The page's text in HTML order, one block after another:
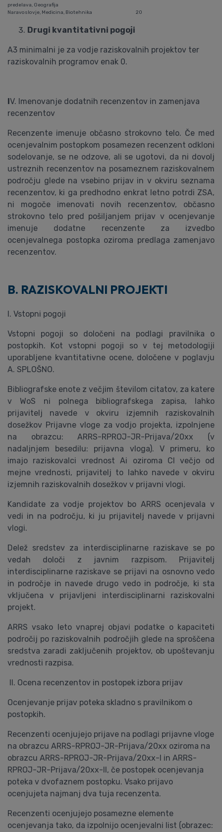
predelava, Geografija
Naravoslovje, Medicina, Biotehnika
20
Drugi kvantitativni pogoji
A3 minimalni je za vodje raziskovalnih projektov ter
raziskovalnih programov enak 0.
IV. Imenovanje dodatnih recenzentov in zamenjava
recenzentov
Recenzente imenuje občasno strokovno telo. Če med
ocenjevalnim postopkom posamezen recenzent odkloni
sodelovanje, se ne odzove, ali se ugotovi, da ni dovolj
ustreznih recenzentov na posameznem raziskovalnem
področju glede na vsebino prijav in v okviru seznama
recenzentov, ki ga predhodno enkrat letno potrdi ZSA,
ni mogoče imenovati novih recenzentov, občasno
strokovno telo pred pošiljanjem prijav v ocenjevanje
imenuje dodatne recenzente za izvedbo
ocenjevalnega postopka oziroma predlaga zamenjavo
recenzentov.
B. RAZISKOVALNI PROJEKTI
I. Vstopni pogoji
Vstopni pogoji so določeni na podlagi pravilnika o
postopkih. Kot vstopni pogoji so v tej metodologiji
uporabljene kvantitativne ocene, določene v poglavju
A. SPLOŠNO.
Bibliografske enote z večjim številom citatov, za katere
v WoS ni polnega bibliografskega zapisa, lahko
prijavitelj navede v okviru izjemnih raziskovalnih
dosežkov Prijavne vloge za vodjo projekta, izpolnjene
na obrazcu: ARRS-RPROJ-JR-Prijava/20xx (v
nadaljnjem besedilu: prijavna vloga). V primeru, ko
imajo raziskovalci vrednost Ai oziroma CI večjo od
mejne vrednosti, prijavitelj to lahko navede v okviru
izjemnih raziskovalnih dosežkov v prijavni vlogi.
Kandidate za vodje projektov bo ARRS ocenjevala v
vedi in na področju, ki ju prijavitelj navede v prijavni
vlogi.
Delež sredstev za interdisciplinarne raziskave se po
vedah določi z javnim razpisom. Prijavitelj
interdisciplinarne raziskave se prijavi na osnovno vedo
in področje in navede drugo vedo in področje, ki sta
vključena v prijavljeni interdisciplinarni raziskovalni
projekt.
ARRS vsako leto vnaprej objavi podatke o kapaciteti
področij po raziskovalnih področjih glede na sproščena
sredstva zaradi zaključenih projektov, ob upoštevanju
vrednosti razpisa.
II. Ocena recenzentov in postopek izbora prijav
Ocenjevanje prijav poteka skladno s pravilnikom o
postopkih.
Recenzenti ocenjujejo prijave na podlagi prijavne vloge
na obrazcu ARRS-RPROJ-JR-Prijava/20xx oziroma na
obrazcu ARRS-RPROJ-JR-Prijava/20xx-I in ARRS-
RPROJ-JR-Prijava/20xx-II, če postopek ocenjevanja
poteka v dvofaznem postopku. Vsako prijavo
ocenjujeta najmanj dva tuja recenzenta.
Recenzenti ocenjujejo posamezne elemente
ocenjevanja tako, da izpolnijo ocenjevalni list (obrazec: